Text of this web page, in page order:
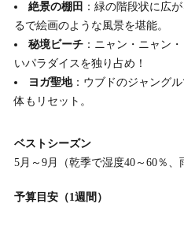
絶景の棚田 ：緑の階段状に広
るで絵画のような風景を堪能。
秘境ビーチ ：ニャン・ニャン
いパラダイスを独り占め！
ヨガ聖地：ウブドのジャング
体もリセット。
ベストシーズン
5月～9月（乾季で湿度40～60％、
予算目安（1週間）